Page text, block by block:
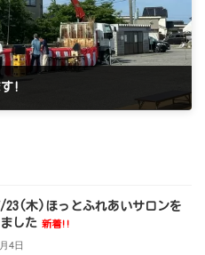
!
23(木)ほっとふれあいサロンを
した 新着!!
4日